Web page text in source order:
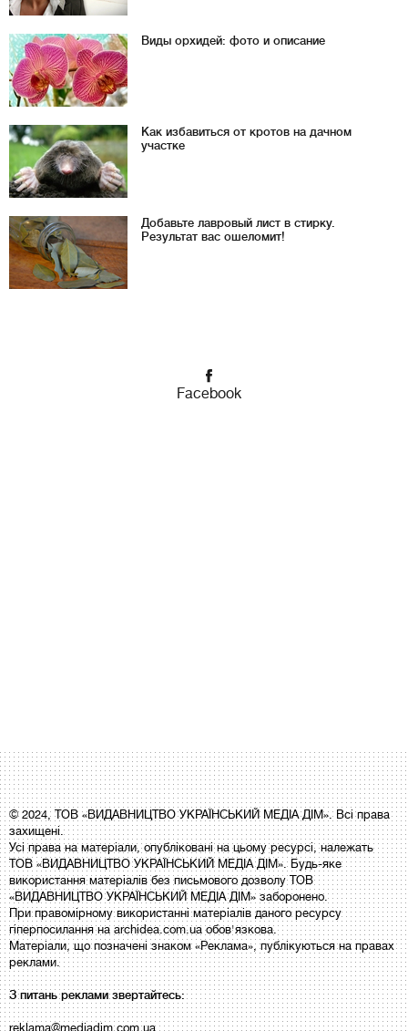
Виды орхидей: фото и описание
Как избавиться от кротов на дачном
участке
Добавьте лавровый лист в стирку.
Результат вас ошеломит!
Facebook
© 2024, ТОВ «ВИДАВНИЦТВО УКРАЇНСЬКИЙ МЕДІА ДІМ». Всі права
захищені.
Усі права на матеріали, опубліковані на цьому ресурсі, належать
ТОВ «ВИДАВНИЦТВО УКРАЇНСЬКИЙ МЕДІА ДІМ». Будь-яке
використання матеріалів без письмового дозволу ТОВ
«ВИДАВНИЦТВО УКРАЇНСЬКИЙ МЕДІА ДІМ» заборонено.
При правомірному використанні матеріалів даного ресурсу
гіперпосилання на archidea.com.ua обов'язкова.
Матеріали, що позначені знаком «Реклама», публікуються на правах
реклами.
З питань реклами звертайтесь:
reklama@mediadim.com.ua